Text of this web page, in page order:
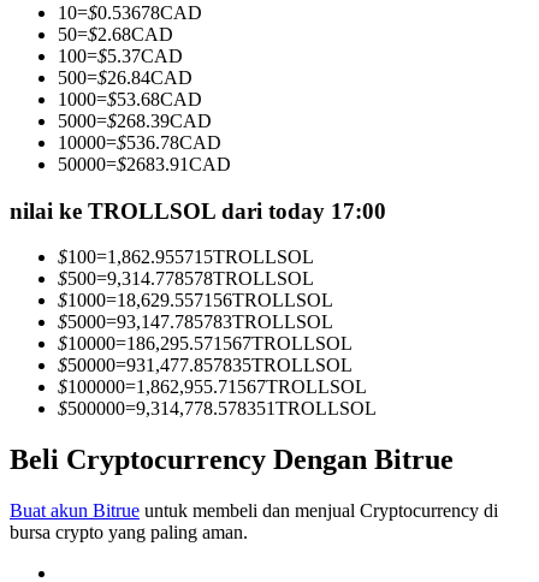
Menjadi Pedagang Salinan
Nikmati pembagian keuntungan dan komisi copy trading
Informasi
Analisis data besar termasuk info perdagangan, dll.
10=$0.53678CAD
50=$2.68CAD
100=$5.37CAD
500=$26.84CAD
1000=$53.68CAD
5000=$268.39CAD
10000=$536.78CAD
50000=$2683.91CAD
nilai ke TROLLSOL dari today 17:00
$100=1,862.955715TROLLSOL
$500=9,314.778578TROLLSOL
$1000=18,629.557156TROLLSOL
$5000=93,147.785783TROLLSOL
$10000=186,295.571567TROLLSOL
$50000=931,477.857835TROLLSOL
$100000=1,862,955.71567TROLLSOL
$500000=9,314,778.578351TROLLSOL
Beli Cryptocurrency Dengan Bitrue
Buat akun Bitrue untuk membeli dan menjual Cryptocurrency di
bursa crypto yang paling aman.